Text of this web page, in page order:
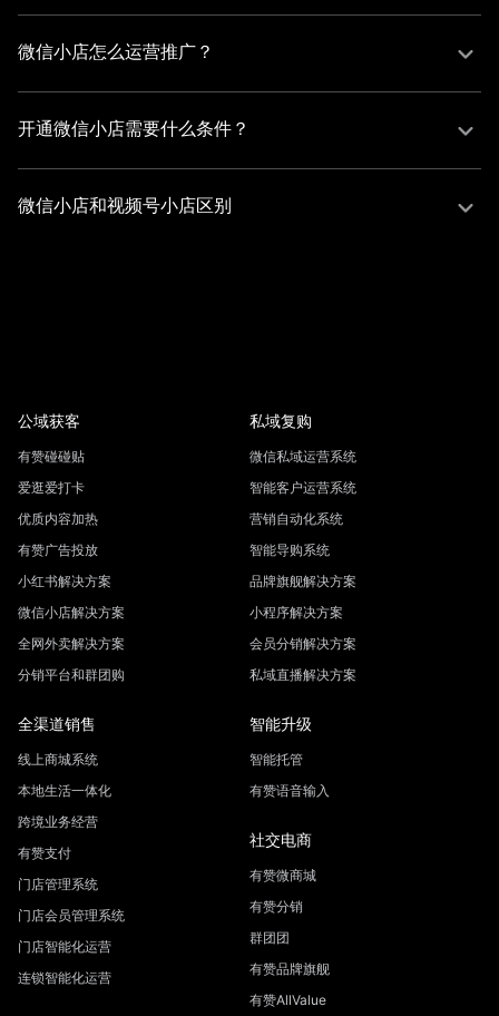
2. 功能限制：个人店仅支持实物商品和电子兑换券类目，且
每日收款存在上限（如10万元起）。
通过有赞后台能够快速上架商品至微信小店的步骤如下：
1. 登录有赞后台：进入 商城电脑端后台-应用-销售渠道-微信
2. 发布商品：点击 “发布小店商品” ，选择已上架的商品（仅
支持普通实物且快递发货类），修改商品标题、价格、库存
即可在店铺展示销售。
微信小店怎么运营推广？
1. 整合微信生态资源：利用有赞后台的营销工具，通过朋友
圈、社群、视频号等多渠道进行推广，并结合 BGC（品牌内
运营策略提升曝光。
2. 自动化与数据驱动：通过有赞的智能托管服务，自动补充
开通微信小店需要什么条件？
1. 主体类型要求：支持 个人（无需营业执照，仅需身份
证）、个体户 及 企业 等主体类型。但需注意：
微信小店和视频号小店区别
留存成交数据。
数据，实现公域转私域；视频号小店数据管理限于基础交易
信息。
公域获客
有赞碰碰贴
爱逛爱打卡
优质内容加热
有赞广告投放
小红书解决方案
微信小店解决方案
全网外卖解决方案
分销平台和群团购
私域复购
微信私域运营系统
智能客户运营系统
营销自动化系统
智能导购系统
品牌旗舰解决方案
小程序解决方案
会员分销解决方案
私域直播解决方案
全渠道销售
线上商城系统
本地生活一体化
跨境业务经营
有赞支付
门店管理系统
门店会员管理系统
门店智能化运营
连锁智能化运营
智能升级
智能托管
有赞语音输入
社交电商
有赞微商城
有赞分销
群团团
有赞品牌旗舰
有赞AllValue